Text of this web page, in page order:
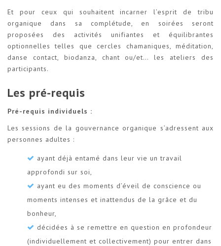
Et pour ceux qui souhaitent incarner l’esprit de tribu
organique dans sa complétude, en soirées seront
proposées des activités unifiantes et équilibrantes
optionnelles telles que cercles chamaniques, méditation,
danse contact, biodanza, chant ou/et… les ateliers des
participants.
Les pré-requis
Pré-requis individuels :
Les sessions de la gouvernance organique s’adressent aux
personnes adultes :
ayant déjà entamé dans leur vie un travail
approfondi sur soi,
ayant eu des moments d’éveil de conscience ou
moments intenses et inattendus de la grâce et du
bonheur,
décidées à se remettre en question en profondeur
(individuellement et collectivement) pour entrer dans